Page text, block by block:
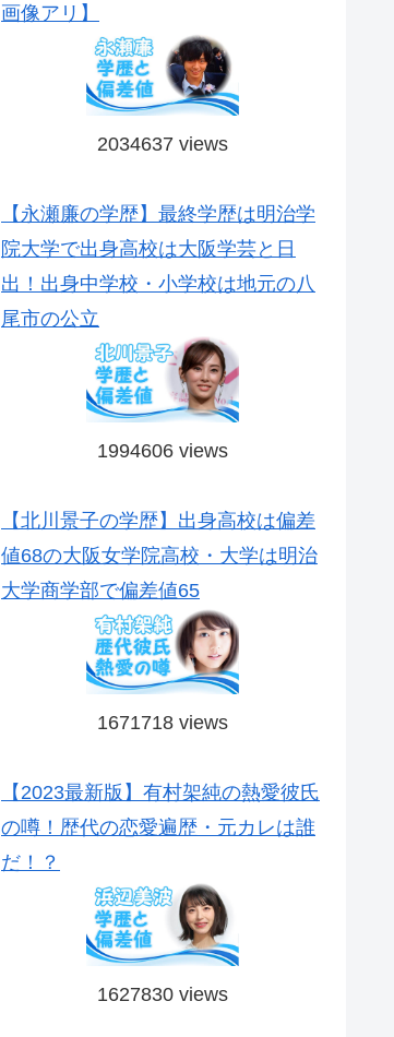
画像アリ】
2034637 views
【永瀬廉の学歴】最終学歴は明治学
院大学で出身高校は大阪学芸と日
出！出身中学校・小学校は地元の八
尾市の公立
1994606 views
【北川景子の学歴】出身高校は偏差
値68の大阪女学院高校・大学は明治
大学商学部で偏差値65
1671718 views
【2023最新版】有村架純の熱愛彼氏
の噂！歴代の恋愛遍歴・元カレは誰
だ！？
1627830 views